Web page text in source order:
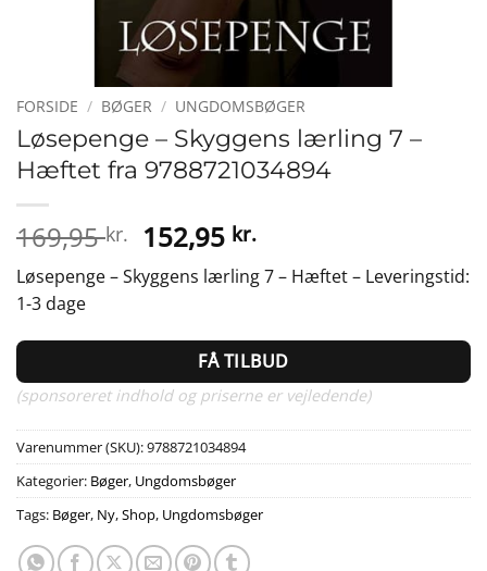
FORSIDE / BØGER / UNGDOMSBØGER
Løsepenge – Skyggens lærling 7 –
Hæftet fra 9788721034894
169,95kr. Den
oprindelige
pris
169,95 kr..
152,95 kr.Den
aktuelle
pris
152,95 kr..
Løsepenge – Skyggens lærling 7 – Hæftet – Leveringstid:
1-3 dage
FÅ TILBUD
(sponsoreret indhold og priserne er vejledende)
Varenummer (SKU):9788721034894
Kategorier: Bøger, Ungdomsbøger
Tags: Bøger, Ny,Shop, Ungdomsbøger